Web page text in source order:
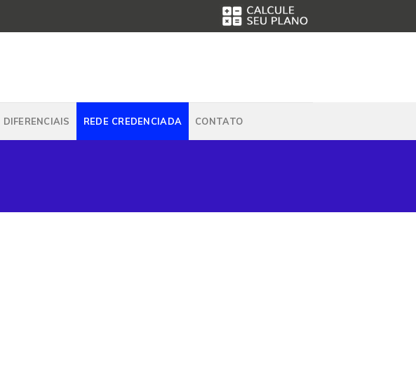
DIFERENCIAIS REDE CREDENCIADA CONTATO